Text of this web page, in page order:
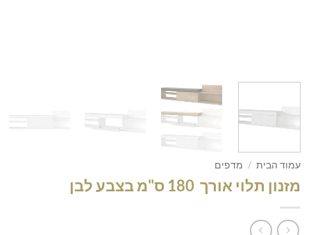
עמוד הבית / מדפים
מזנון תלוי אורך 180 ס"מ בצבע לבן